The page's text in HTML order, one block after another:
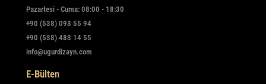
Pazartesi - Cuma: 08:00 - 18:30
+90 (538) 093 55 94
+90 (538) 483 14 55
info@ugurdizayn.com
E-Bülten